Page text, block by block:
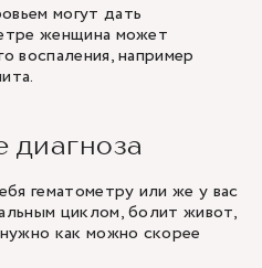
могут дать
женщина может
воспаления, например
диагноза
гематометру или же у вас
циклом, болит живот,
как можно скорее